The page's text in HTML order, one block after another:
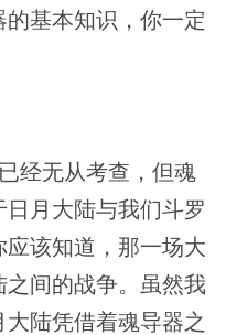
基本知识，你一定
经无从考查，但魂
月大陆与我们斗罗
该知道，那一场大
间的战争。虽然我
陆凭借着魂导器之